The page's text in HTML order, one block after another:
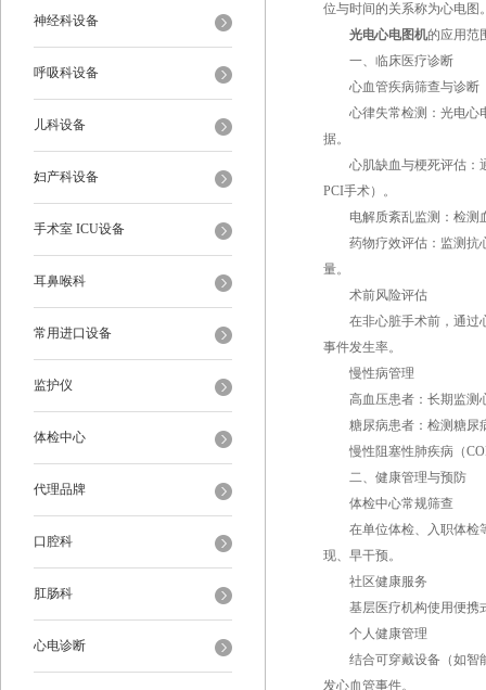
神经科设备
呼吸科设备
儿科设备
妇产科设备
手术室 ICU设备
耳鼻喉科
常用进口设备
监护仪
体检中心
代理品牌
口腔科
肛肠科
心电诊断
位与时间的关系称为心电图
光电心电图机的应用范
一、临床医疗诊断
心血管疾病筛查与诊断
心律失常检测：光电心电
据。
心肌缺血与梗死评估：通
PCI手术）。
电解质紊乱监测：检测血
药物疗效评估：监测抗心
量。
术前风险评估
在非心脏手术前，通过心
事件发生率。
慢性病管理
高血压患者：长期监测心
糖尿病患者：检测糖尿病
慢性阻塞性肺疾病（
二、健康管理与预防
体检中心常规筛查
在单位体检、入职体检等
现、早干预。
社区健康服务
基层医疗机构使用便携式
个人健康管理
结合可穿戴设备（如智能
发心血管事件。